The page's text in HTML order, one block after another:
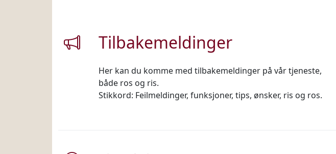
Tilbakemeldinger
Her kan du komme med tilbakemeldinger på vår tjeneste,
både ros og ris.
Stikkord: Feilmeldinger, funksjoner, tips, ønsker, ris og ros.